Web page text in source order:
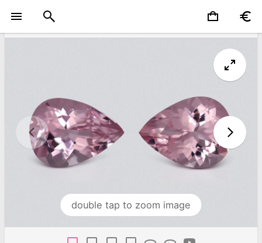
double tap to zoom image